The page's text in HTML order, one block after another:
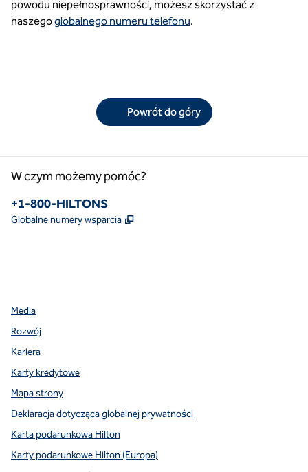
powodu niepełnosprawności, możesz skorzystać z
naszegoglobalnego numeru telefonu.
Powrót do góry
W czym możemy pomóc?
Telefon:
+1-800-HILTONS
Globalne numery wsparcia ,
Media
Rozwój
Kariera
Karty kredytowe
Mapa strony
Deklaracja dotycząca globalnej prywatności
Karta podarunkowa Hilton
Karty podarunkowe Hilton (Europa)